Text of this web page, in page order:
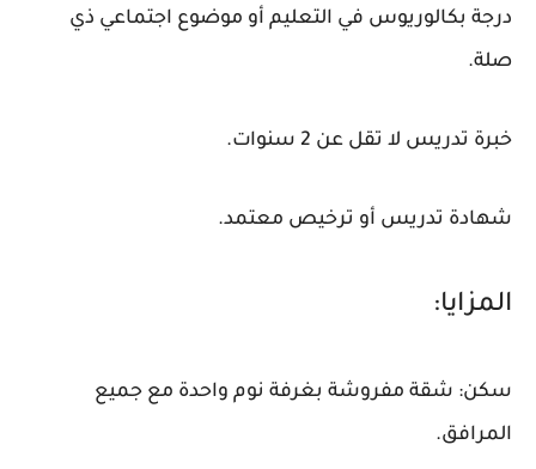
درجة بكالوريوس في التعليم أو موضوع اجتماعي ذي
صلة.
خبرة تدريس لا تقل عن 2 سنوات.
شهادة تدريس أو ترخيص معتمد.
المزايا:
سكن: شقة مفروشة بغرفة نوم واحدة مع جميع
المرافق.